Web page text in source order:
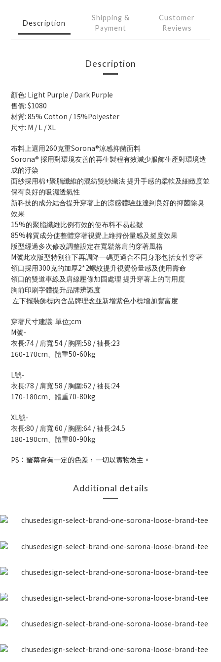
Description
Shipping &
Payment
Customer
Reviews
Description
顏色: Light Purple / Dark Purple
售價: $1080
材質: 85% Cotton / 15%Polyester
尺寸: M / L / XL
布料上選用 260克重Sorona®涼感抑菌面料
Sorona® 採用對環境友善的再生製程有效減少服飾生產對環境造
成的汙染
面紗採用棉+聚脂纖維的混紡雙紗織法 提升手感的柔軟及細緻度並
保有良好的吸濕透氣性
新科技的成分結合提升穿著上的涼感體驗並達到良好的抑菌除臭
效果
15%的聚脂纖維比例有效的使布料不易起皺
85%棉質成分使整體穿著視覺上維持份量感及挺度效果
版型經過多次修改調整設定在寬鬆落肩的穿著風格
M號此次版型特別往下再調降一碼更適合不同身形包括女性穿著
領口採用 300克的加厚2*2螺紋提升視覺份量感及使用壽命
領口的雙道車線及肩線壓條加固處理 提升穿著上的耐用度
胸前印刷字體提升品牌辨識度
左下擺裝飾標內含品牌理念並新增紫色小標增加豐富度
穿著尺寸建議: 單位;cm
M號-
衣長:74 / 肩寬:54 / 胸圍 :58 /袖長:23
160-170cm、體重50-60kg
L號-
衣長:78 / 肩寬:58 / 胸圍 :62 /袖長:24
170-180cm、體重70-80kg
XL號-
衣長:80 / 肩寬:60 / 胸圍 :64 /袖長:24.5
180-190cm、體重80-90kg
PS：螢幕會有一定的色差，一切以實物為主。
Additional details